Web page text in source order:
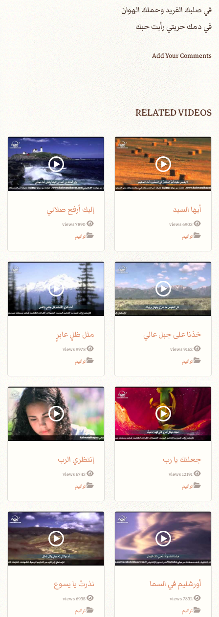
في صلبك الفريد وحملك الهوان
في دمك حريتي رأيت حبك
Add Your Comments
RELATED VIDEOS
أيها السيد
6903 views
ترانيم
إليك أرفع صلاتي
7890 views
ترانيم
خذنا على جبل عالي
9162 views
ترانيم
مثل ظلٍ عابرٍ
9978 views
ترانيم
جعلتك يا رب
12191 views
ترانيم
إنتظري الرب
6743 views
ترانيم
أورشليم في السما
7332 views
ترانيم
نذرتُ يا يسوع
6935 views
ترانيم